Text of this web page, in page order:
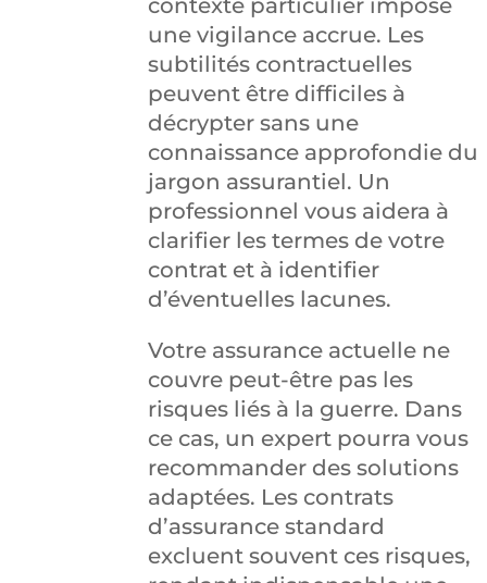
contexte particulier impose
une vigilance accrue. Les
subtilités contractuelles
peuvent être difficiles à
décrypter sans une
connaissance approfondie du
jargon assurantiel. Un
professionnel vous aidera à
clarifier les termes de votre
contrat et à identifier
d’éventuelles lacunes.
Votre assurance actuelle ne
couvre peut-être pas les
risques liés à la guerre. Dans
ce cas, un expert pourra vous
recommander des solutions
adaptées. Les contrats
d’assurance standard
excluent souvent ces risques,